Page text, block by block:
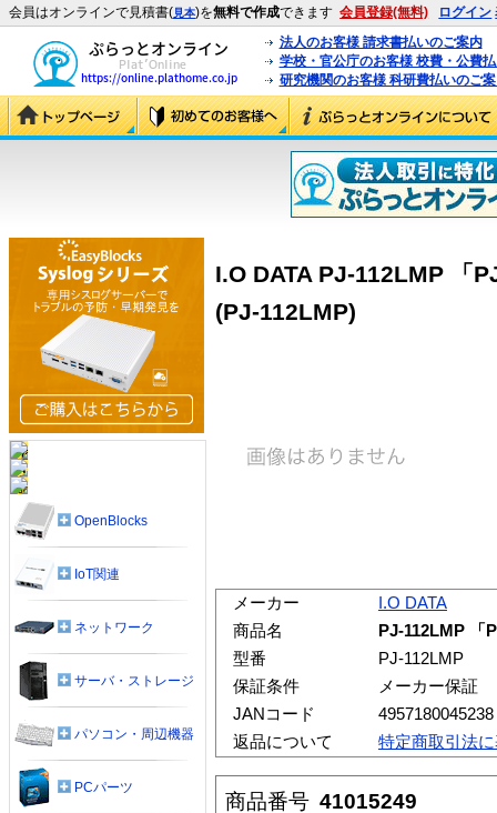
会員はオンラインで見積書(見本)を無料で作成できます 会員登録(無料) ログイン
法人のお客様 請求書払いのご案内
学校・官公庁のお客様 校費・公費
研究機関のお客様 科研費払いのご
I.O DATA PJ-112LMP 「
(PJ-112LMP)
メーカー
I.O DATA
商品名
PJ-112LMP 「
型番
PJ-112LMP
保証条件
メーカー保証
JANコード
4957180045238
返品について
特定商取引法
商品番号 41015249
OpenBlocks
IoT関連
ネットワーク
サーバ・ストレージ
パソコン・周辺機器
PCパーツ